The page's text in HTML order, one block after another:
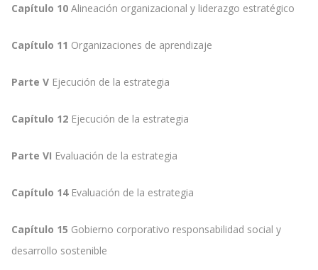
Capítulo 10 Alineación organizacional y liderazgo estratégico
Capítulo 11 Organizaciones de aprendizaje
Parte V Ejecución de la estrategia
Capítulo 12 Ejecución de la estrategia
Parte VI Evaluación de la estrategia
Capítulo 14 Evaluación de la estrategia
Capítulo 15 Gobierno corporativo responsabilidad social y
desarrollo sostenible